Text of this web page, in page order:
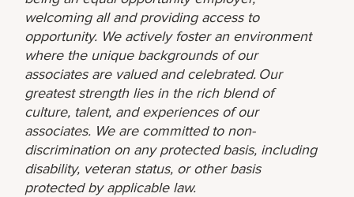
welcoming all and providing access to
opportunity. We actively foster an environment
where the unique backgrounds of our
associates are valued and celebrated. Our
greatest strength lies in the rich blend of
culture, talent, and experiences of our
associates. We are committed to non-
discrimination on any protected basis, including
disability, veteran status, or other basis
protected by applicable law.